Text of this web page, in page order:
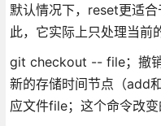
默认情况下，reset更适
此，它实际上只处理当前
git checkout -- file；撤
新的存储时间节点（add
应文件file；这个命令改变